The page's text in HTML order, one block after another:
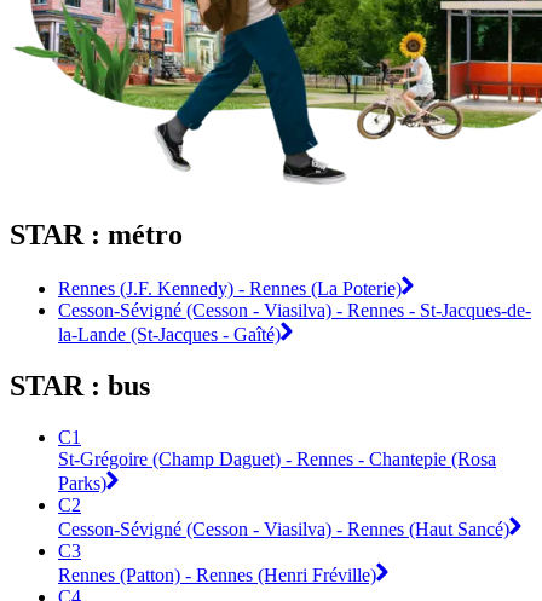
STAR : métro
Rennes (J.F. Kennedy) - Rennes (La Poterie)
Cesson-Sévigné (Cesson - Viasilva) - Rennes - St-Jacques-de-
la-Lande (St-Jacques - Gaîté)
STAR : bus
C1
St-Grégoire (Champ Daguet) - Rennes - Chantepie (Rosa
Parks)
C2
Cesson-Sévigné (Cesson - Viasilva) - Rennes (Haut Sancé)
C3
Rennes (Patton) - Rennes (Henri Fréville)
C4